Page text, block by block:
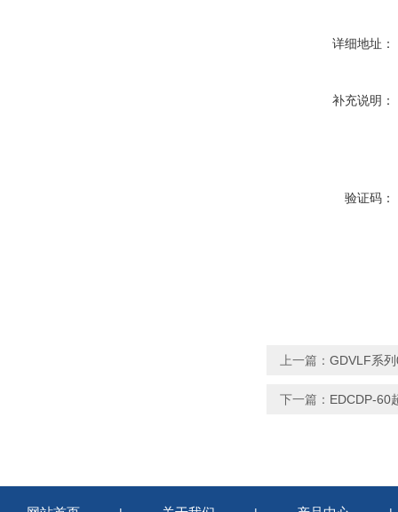
详细地址：
补充说明：
验证码：
上一篇： GDVLF系
下一篇： EDCDP-60